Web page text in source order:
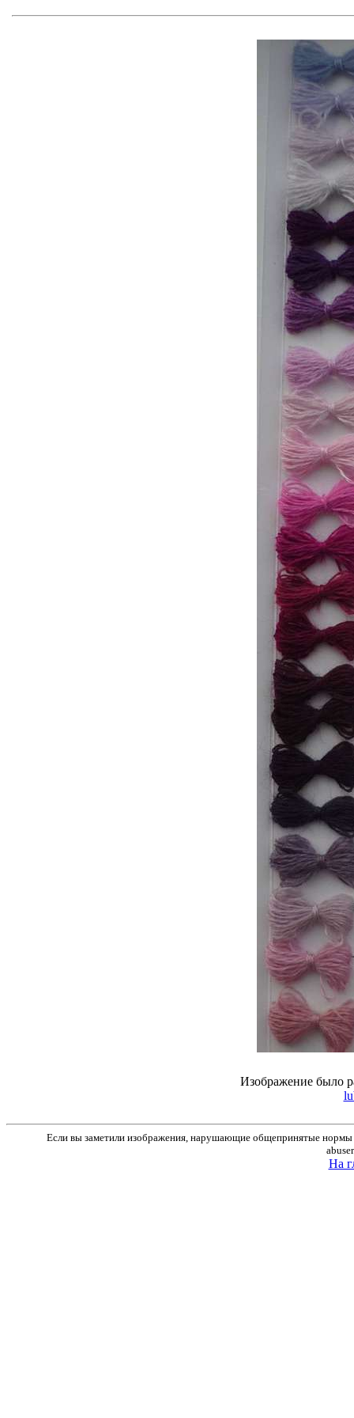
Изображение было
Если вы заметили изображения, нарушающие общепринятые нормы
На